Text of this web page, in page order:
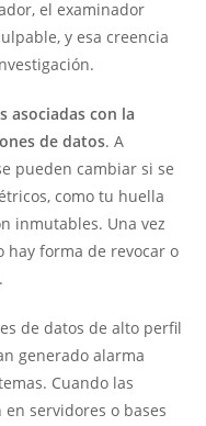
el examinador
y esa creencia
asociadas con la
de datos. A
pueden cambiar si se
como tu huella
inmutables. Una vez
hay forma de revocar o
de datos de alto perfil
generado alarma
Cuando las
servidores o bases